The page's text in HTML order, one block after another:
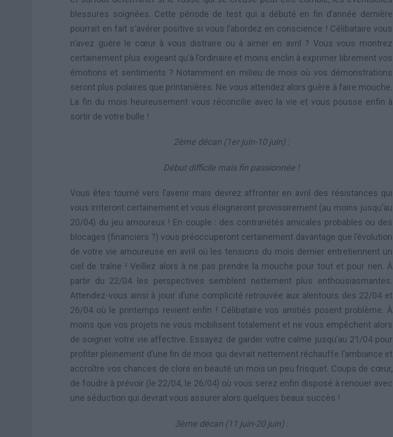
blessures soignées. Cette période de test qui a débuté en fin d’année dernière
pourrait en fait s’avérer positive si vous l’abordez en conscience ! Célibataire vous
n’avez guère le cœur à vous distraire ou à aimer en avril ? Vous vous montrez
certainement plus exigeant qu’à l’ordinaire et moins enclin à exprimer librement vos
émotions et sentiments ? Notamment en milieu de mois où vos démonstrations
seront plus polaires que printanières. Ne vous attendez alors guère à faire mouche.
La fin du mois heureusement vous réconcilie avec la vie et vous pousse enfin à
sortir de votre bulle !
2ème décan (1er juin-10 juin) :
Début difficile mais fin passionnée !
Vous êtes tourné vers l’avenir mais devrez affronter en avril des résistances qui
vous irriteront certainement et vous éloigneront provisoirement (au moins jusqu’au
20/04) du jeu amoureux ! En couple : des contrariétés amicales probables ou des
blocages (financiers ?) vous préoccuperont certainement davantage que l’évolution
de votre vie amoureuse en avril où les tensions du mois dernier entretiennent un
ciel de traîne ! Veillez alors à ne pas prendre la mouche pour tout et pour rien. À
partir du 22/04 les perspectives semblent nettement plus enthousiasmantes.
Attendez-vous ainsi à jouir d’une complicité retrouvée aux alentours des 22/04 et
26/04 où le printemps revient enfin ! Célibataire vos amitiés posent problème. À
moins que vos projets ne vous mobilisent totalement et ne vous empêchent alors
de soigner votre vie affective. Essayez de garder votre calme jusqu’au 21/04 pour
profiter pleinement d’une fin de mois qui devrait nettement réchauffe l’ambiance et
accroître vos chances de clore en beauté un mois un peu frisquet. Coups de cœur,
de foudre à prévoir (le 22/04, le 26/04) où vous serez enfin disposé à renouer avec
une séduction qui devrait vous assurer alors quelques beaux succès !
3ème décan (11 juin-20 juin) :